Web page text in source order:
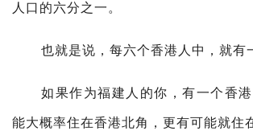
人口的六分之一。
也就是说，每六个香港人中，就有
如果作为福建人 的你，有一个香
能大概率住在香港北角，更有可能就住